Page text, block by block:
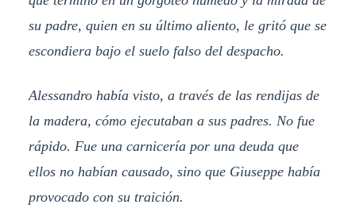
su padre, quien en su último aliento, le gritó que se
escondiera bajo el suelo falso del despacho.
Alessandro había visto, a través de las rendijas de
la madera, cómo ejecutaban a sus padres. No fue
rápido. Fue una carnicería por una deuda que
ellos no habían causado, sino que Giuseppe había
provocado con su traición.